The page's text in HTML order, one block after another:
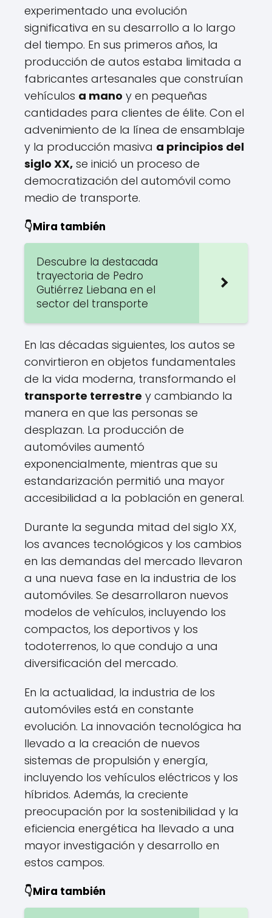
experimentado una evolución
significativa en su desarrollo a lo largo
del tiempo. En sus primeros años, la
producción de autos estaba limitada a
fabricantes artesanales que construían
vehículos a mano y en pequeñas
cantidades para clientes de élite. Con el
advenimiento de la línea de ensamblaje
y la producción masiva a principios del
siglo XX, se inició un proceso de
democratización del automóvil como
medio de transporte.
👇Mira también
Descubre la destacada
trayectoria de Pedro
Gutiérrez Liebana en el
sector del transporte
En las décadas siguientes, los autos se
convirtieron en objetos fundamentales
de la vida moderna, transformando el
transporte terrestre y cambiando la
manera en que las personas se
desplazan. La producción de
automóviles aumentó
exponencialmente, mientras que su
estandarización permitió una mayor
accesibilidad a la población en general.
Durante la segunda mitad del siglo XX,
los avances tecnológicos y los cambios
en las demandas del mercado llevaron
a una nueva fase en la industria de los
automóviles. Se desarrollaron nuevos
modelos de vehículos, incluyendo los
compactos, los deportivos y los
todoterrenos, lo que condujo a una
diversificación del mercado.
En la actualidad, la industria de los
automóviles está en constante
evolución. La innovación tecnológica ha
llevado a la creación de nuevos
sistemas de propulsión y energía,
incluyendo los vehículos eléctricos y los
híbridos. Además, la creciente
preocupación por la sostenibilidad y la
eficiencia energética ha llevado a una
mayor investigación y desarrollo en
estos campos.
👇Mira también